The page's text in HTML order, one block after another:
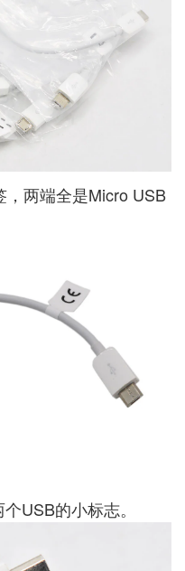
两端全是Micro USB
USB的小标志。